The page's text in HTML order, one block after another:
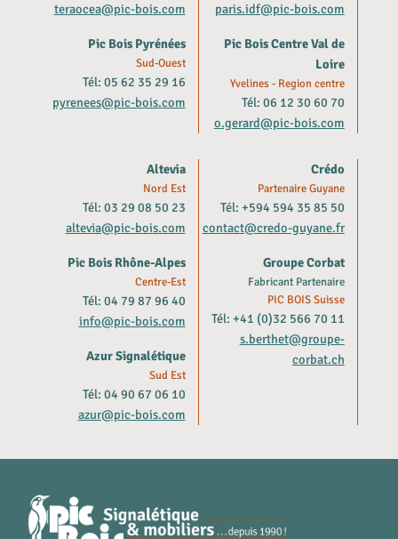
teraocea@pic-bois.com
Pic Bois Pyrénées
Sud-Ouest
Tél: 05 62 35 29 16
pyrenees@pic-bois.com
paris.idf@pic-bois.com
Pic Bois Centre Val de
Loire
Yvelines - Region centre
Tél: 06 12 30 60 70
o.gerard@pic-bois.com
Altevia
Nord Est
Tél: 03 29 08 50 23
altevia@pic-bois.com
Pic Bois Rhône-Alpes
Centre-Est
Tél: 04 79 87 96 40
info@pic-bois.com
Azur Signalétique
Sud Est
Tél: 04 90 67 06 10
azur@pic-bois.com
Crédo
Partenaire Guyane
Tél: +594 594 35 85 50
contact@credo-guyane.fr
Groupe Corbat
Fabricant Partenaire
PIC BOIS Suisse
Tél: +41 (0)32 566 70 11
s.berthet@groupe-
corbat.ch